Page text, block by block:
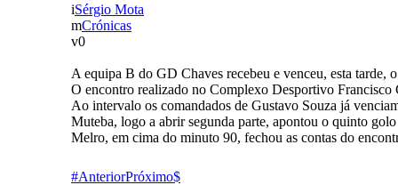
Sérgio Mota
Crónicas
0
A equipa B do GD Chaves recebeu e venceu, esta
O encontro realizado no Complexo Desportivo
Ao intervalo os comandados de Gustavo Souza já
Muteba, logo a abrir segunda parte, apontou o quinto
Melro, em cima do minuto 90, fechou as contas do
AnteriorPróximo